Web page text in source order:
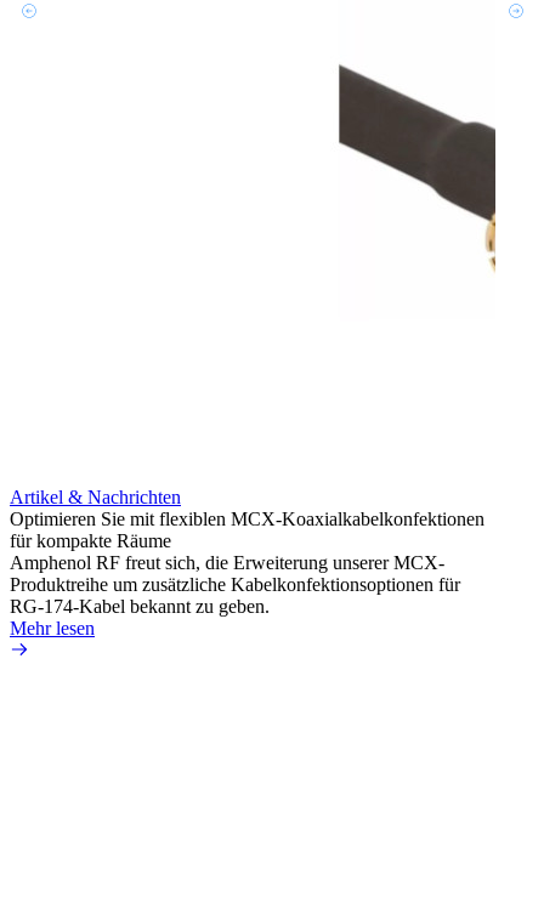
Artikel & Nachrichten
Optimieren Sie mit flexiblen MCX-Koaxialkabelkonfektionen
für kompakte Räume
Amphenol RF freut sich, die Erweiterung unserer MCX-
Produktreihe um zusätzliche Kabelkonfektionsoptionen für
RG-174-Kabel bekannt zu geben.
Mehr lesen